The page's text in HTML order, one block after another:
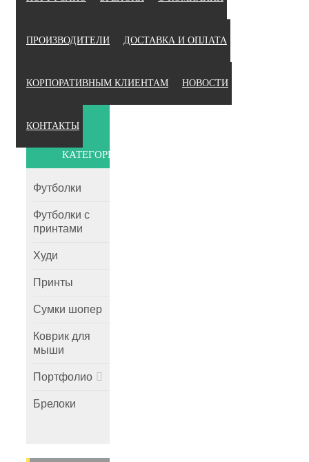
ПРОИЗВОДИТЕЛИ ДОСТАВКА И ОПЛАТА
КОРПОРАТИВНЫМ КЛИЕНТАМ НОВОСТИ
КОНТАКТЫ
КАТЕГОРИИ
Футболки
Футболки с
принтами
Худи
Принты
Сумки шопер
Коврик для
мыши
Портфолио
Брелоки